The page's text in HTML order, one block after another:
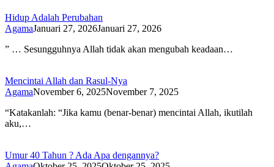
Hidup Adalah Perubahan
AgamaJanuari 27, 2026Januari 27, 2026
” … Sesungguhnya Allah tidak akan mengubah keadaan…
Mencintai Allah dan Rasul-Nya
AgamaNovember 6, 2025November 7, 2025
“Katakanlah: “Jika kamu (benar-benar) mencintai Allah, ikutilah
aku,…
Umur 40 Tahun ? Ada Apa dengannya?